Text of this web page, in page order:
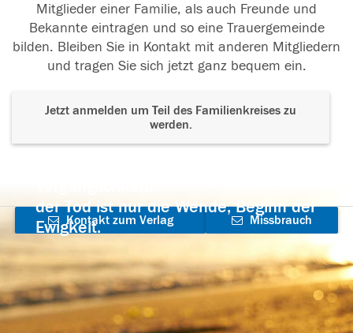
Mitglieder einer Familie, als auch Freunde und
Bekannte eintragen und so eine Trauergemeinde
bilden. Bleiben Sie in Kontakt mit anderen Mitgliedern
und tragen Sie sich jetzt ganz bequem ein.
Jetzt anmelden um Teil des Familienkreises zu
werden.
der Tod ist nur die Wende, Beginn der
Ewigkeit.
Kontakt zum Verlag
aufnehmen
Missbrauch